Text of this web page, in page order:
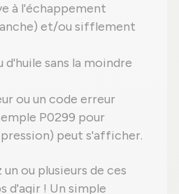
à l'échappement
et/ou sifflement
d'huile sans la moindre
ou un code erreur
P0299 pour
peut s'afficher.
ou plusieurs de ces
d'agir ! Un simple